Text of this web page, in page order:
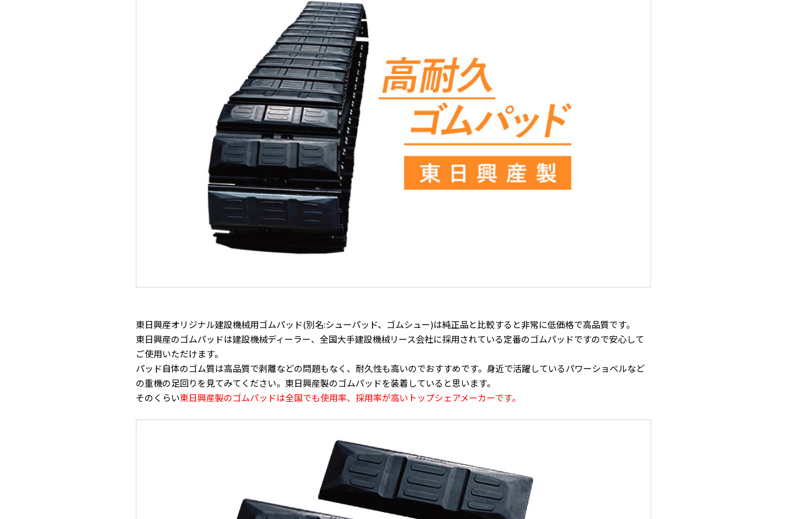
東日興産オリジナル建設機械用ゴムパッド(別名:シューパッド、ゴムシュー)は純正品と比較すると非常に低価格で高品質です。
東日興産のゴムパッドは建設機械ディーラー、全国大手建設機械リース会社に採用されている定番のゴムパッドですので安心して
ご使用いただけます。
パッド自体のゴム質は高品質で剥離などの問題もなく、耐久性も高いのでおすすめです。身近で活躍しているパワーショベルなど
の重機の足回りを見てみてください。東日興産製のゴムパッドを装着していると思います。
そのくらい東日興産製のゴムパッドは全国でも使用率、採用率が高いトップシェアメーカーです。